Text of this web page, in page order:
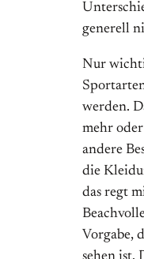
generell
Nur
werden.
mehr
andere
die
das regt
Vorgabe,